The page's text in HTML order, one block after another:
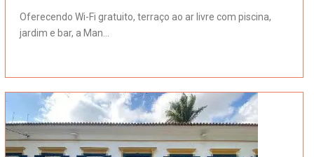
Oferecendo Wi-Fi gratuito, terraço ao ar livre com piscina,
jardim e bar, a Man...